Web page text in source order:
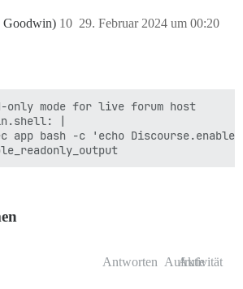
Goodwin) 29. Februar 2024 um 00:20
10
only mode for live forum host
|
app bash -c 'echo
Antworten Aufrufe
Aktivität